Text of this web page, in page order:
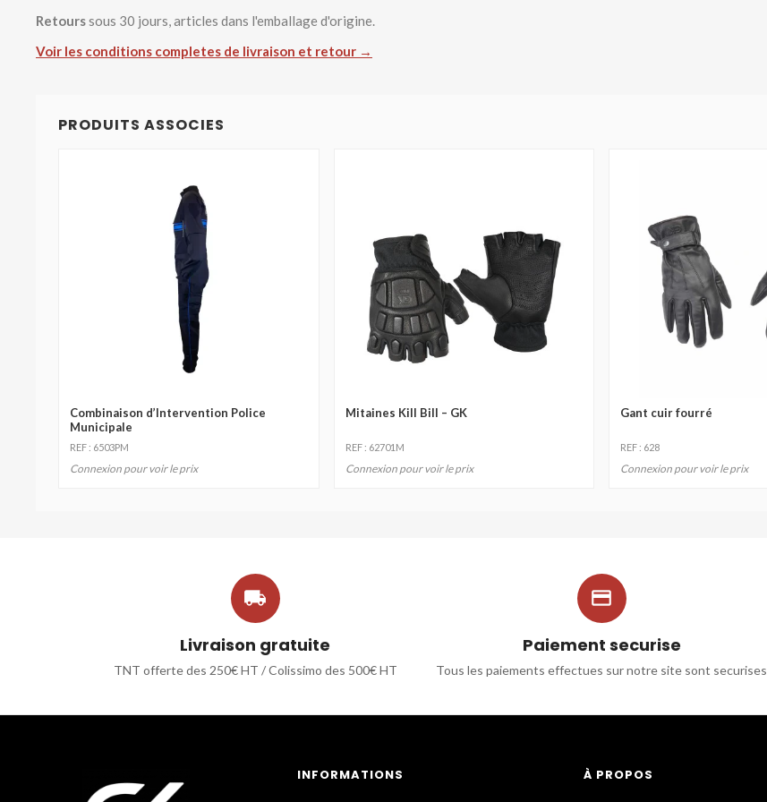
Retourssous 30 jours, articles dans l'emballage d'origine.
Voir les conditions completes de livraison et retour →
PRODUITS ASSOCIES
Combinaison d’Intervention Police
Municipale
REF : 6503PM
Connexion pour voir le prix
Mitaines Kill Bill – GK
REF : 62701M
Connexion pour voir le prix
Gant cuir fourré
REF : 628
Connexion pour voir le prix

Livraison gratuite
TNT offerte des 250€ HT / Colissimo des 500€ HT

Paiement securise
Tous les paiements effectues sur notre site sont securises
INFORMATIONS À PROPOS